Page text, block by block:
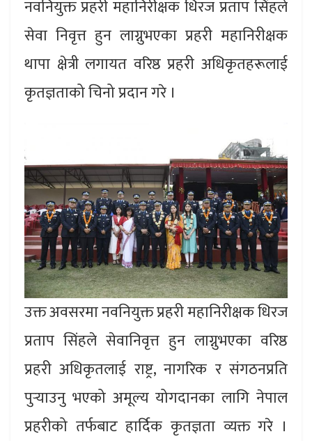
नवनियुक्त प्रहरी महानिरीक्षक धिरज प्रताप सिंहले
सेवा निवृत्त हुन लाग्नुभएका प्रहरी महानिरीक्षक
थापा क्षेत्री लगायत वरिष्ठ प्रहरी अधिकृतहरूलाई
कृतज्ञताको चिनो प्रदान गरे ।
उक्त अवसरमा नवनियुक्त प्रहरी महानिरीक्षक धिरज
प्रताप सिंहले सेवानिवृत्त हुन लाग्नुभएका वरिष्ठ
प्रहरी अधिकृतलाई राष्ट्र, नागरिक र संगठनप्रति
पुर्‍याउनु भएको अमूल्य योगदानका लागि नेपाल
प्रहरीको तर्फबाट हार्दिक कृतज्ञता व्यक्त गरे ।